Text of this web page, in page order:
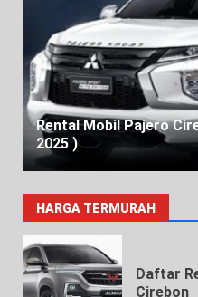
Rental Mobil Pajero
2025 )
HARGA TERMURAH
Daftar
Cirebon